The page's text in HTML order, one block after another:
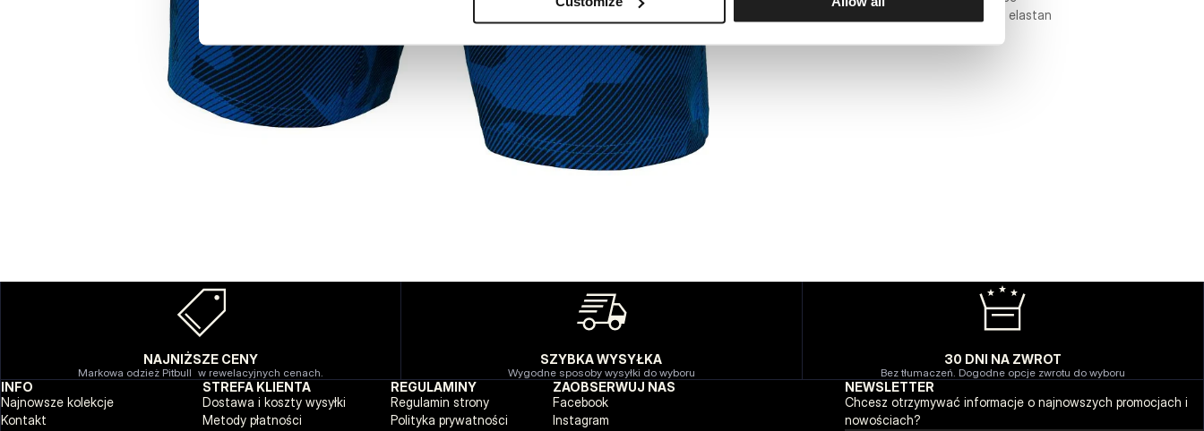
- skład materiału: 95% bawełna, 5% elastan
NAJNIŻSZE CENY
Markowa odzież Pitbull w rewelacyjnych cenach.
SZYBKA WYSYŁKA
Wygodne sposoby wysyłki do wyboru
30 DNI NA ZWROT
Bez tłumaczeń. Dogodne opcje zwrotu do wyboru
INFO
Najnowsze kolekcje
Kontakt
STREFA KLIENTA
Dostawa i koszty wysyłki
Metody płatności
REGULAMINY
Regulamin strony
Polityka prywatności
ZAOBSERWUJ NAS
Facebook
Instagram
NEWSLETTER
Chcesz otrzymywać informacje o najnowszych promocjach i
nowościach?